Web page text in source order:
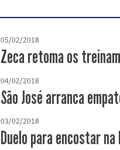
05/02/2018
Zeca retoma os
04/02/2018
São José arranca
03/02/2018
Duelo para encostar